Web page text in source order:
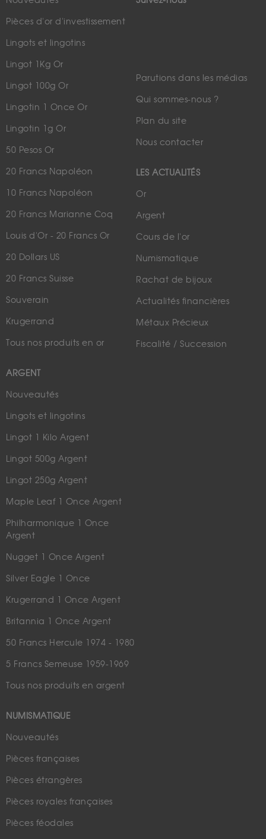
Pièces d'or d'investissement
Lingots et lingotins
Lingot 1Kg Or
Lingot 100g Or
Lingotin 1 Once Or
Lingotin 1g Or
50 Pesos Or
20 Francs Napoléon
10 Francs Napoléon
20 Francs Marianne Coq
Louis d'Or - 20 Francs Or
20 Dollars US
20 Francs Suisse
Souverain
Krugerrand
Tous nos produits en or
ARGENT
Nouveautés
Lingots et lingotins
Lingot 1 Kilo Argent
Lingot 500g Argent
Lingot 250g Argent
Maple Leaf 1 Once Argent
Philharmonique 1 Once
Argent
Nugget 1 Once Argent
Silver Eagle 1 Once
Krugerrand 1 Once Argent
Britannia 1 Once Argent
50 Francs Hercule 1974 - 1980
5 Francs Semeuse 1959-1969
Tous nos produits en argent
NUMISMATIQUE
Nouveautés
Pièces françaises
Pièces étrangères
Pièces royales françaises
Pièces féodales
Parutions dans les médias
Qui sommes-nous ?
Plan du site
Nous contacter
LES ACTUALITÉS
Or
Argent
Cours de l'or
Numismatique
Rachat de bijoux
Actualités financières
Métaux Précieux
Fiscalité / Succession